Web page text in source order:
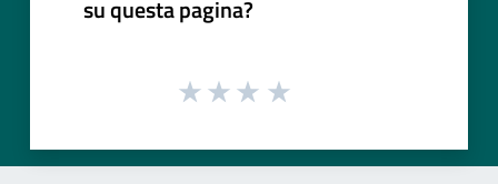
su questa pagina?